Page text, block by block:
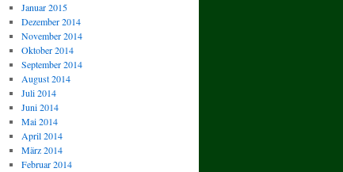
Januar 2015
Dezember 2014
November 2014
Oktober 2014
September 2014
August 2014
Juli 2014
Juni 2014
Mai 2014
April 2014
März 2014
Februar 2014